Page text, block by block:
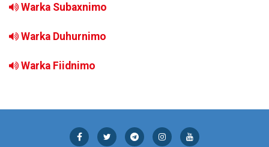
Warka Subaxnimo
Warka Duhurnimo
Warka Fiidnimo